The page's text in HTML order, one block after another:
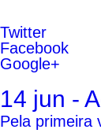
Twitter
Facebook
Google+
14 jun -
Pela primeira